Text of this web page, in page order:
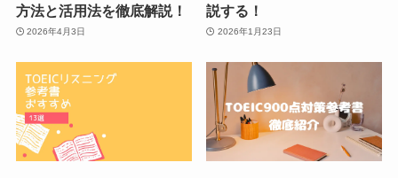
方法と活用法を徹底解説！
2026年4月3日
説する！
2026年1月23日